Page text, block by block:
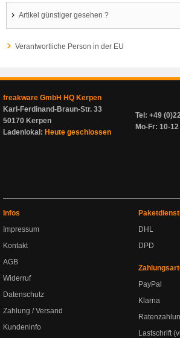
Artikel günstiger gesehen ?
Verantwortliche Person in der EU
freakware GmbH HQ Kerpen
Karl-Ferdinand-Braun-Str. 33
50170 Kerpen
Ladenlokal: Heute geschlossen
Tel: +49
Mo-Fr: 10-
Infos
Impressum
Kontakt
AGB
Widerruf
Datenschutz
Zahlung / Versand
Kundeninfo
DHL
DPD
PayPal
Klarna
Lastschrift